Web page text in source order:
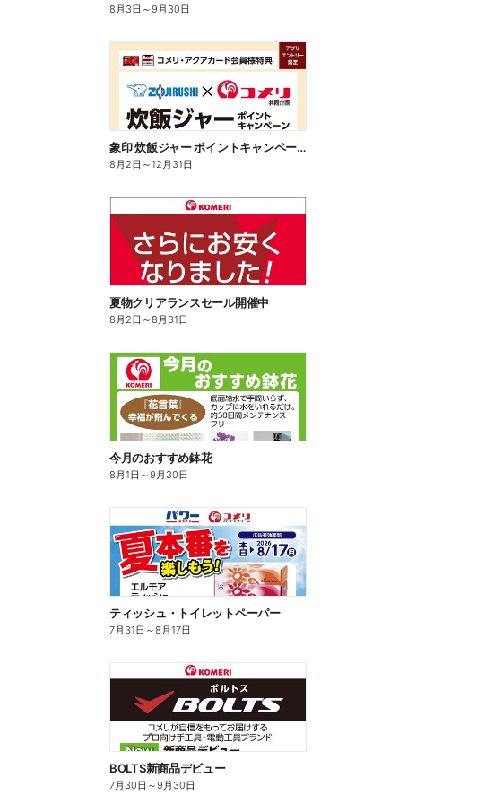
8月3日 ～9月30日
象印 炊飯ジャー ポイントキャンペーン
8月2日 ～12月31日
夏物クリアランスセール開催中
8月2日 ～8月31日
今月のおすすめ鉢花
8月1日 ～9月30日
ティッシュ・トイレットペーパー
7月31日 ～8月17日
BOLTS新商品デビュー
7月30日 ～9月30日